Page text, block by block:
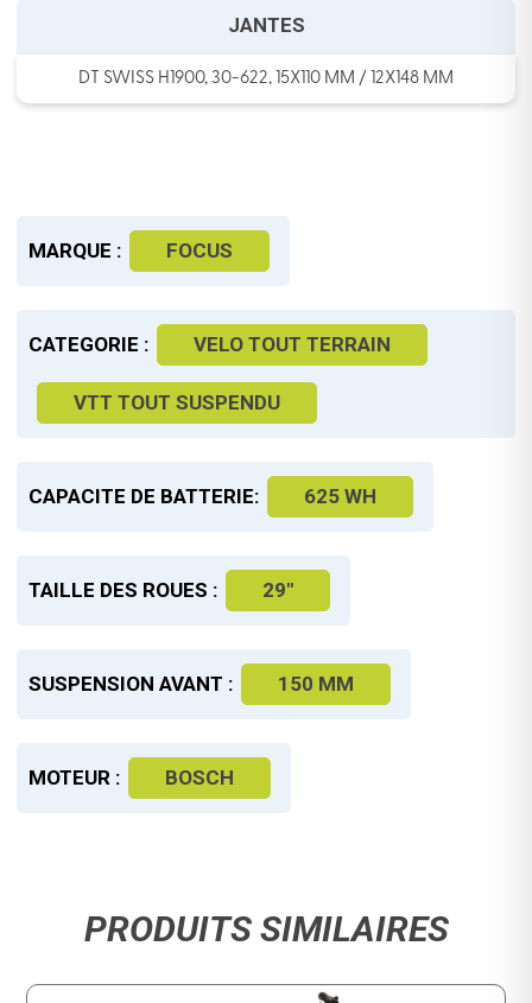
JANTES
DT SWISS H1900, 30-622, 15X110 MM / 12X148 MM
MARQUE : FOCUS
CATEGORIE : VELO TOUT TERRAIN
VTT TOUT SUSPENDU
CAPACITE DE BATTERIE: 625 WH
TAILLE DES ROUES : 29"
SUSPENSION AVANT : 150 MM
MOTEUR : BOSCH
PRODUITS SIMILAIRES